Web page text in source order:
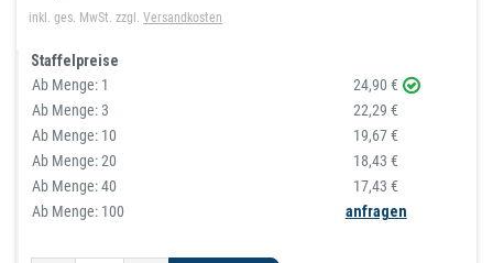
inkl. ges. MwSt. zzgl.Versandkosten
Staffelpreise
Ab Menge: 1
24,90 €
Ab Menge:3
22,29 €
Ab Menge: 10
19,67 €
Ab Menge:20
18,43 €
Ab Menge:40
17,43 €
Ab Menge: 100
anfragen